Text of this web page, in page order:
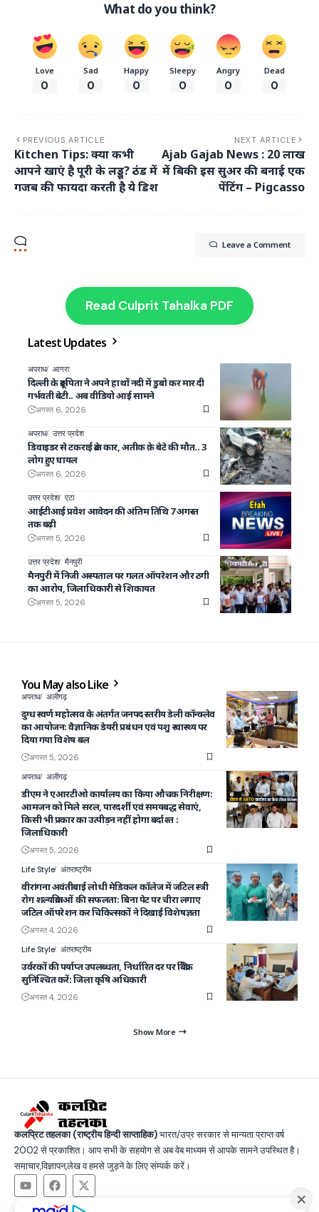
What do you think?
Love
0
Sad
0
Happy
0
Sleepy
0
Angry
0
Dead
0
PREVIOUS ARTICLE
Kitchen Tips: क्या कभी
आपने खाएं है पूरी के लड्डू? ठंड में
गजब की फायदा करती है ये डिश
NEXT ARTICLE
Ajab Gajab News : 20 लाख
में बिकी इस सुअर की बनाई एक
पेंटिंग – Pigcasso
Leave a Comment
Read Culprit Tahalka PDF
Latest Updates
अपराध आगरा
दिल्ली के क्रूर पिता ने अपने हाथों नदी में डुबो कर मार दी
गर्भवती बेटी.. अब वीडियो आई सामने
अगस्त 6, 2026
अपराध उत्तर प्रदेश
डिवाइडर से टकराई क्रेटा कार, अतीक क़े बेटे की मौत.. 3
लोग हुए घायल
अगस्त 6, 2026
उत्तर प्रदेश एटा
आईटीआई प्रवेश आवेदन की अंतिम तिथि 7 अगस्त
तक बढ़ी
अगस्त 5, 2026
उत्तर प्रदेश मैनपुरी
मैनपुरी में निजी अस्पताल पर गलत ऑपरेशन और ठगी
का आरोप, जिलाधिकारी से शिकायत
अगस्त 5, 2026
You May also Like
अपराध अलीगढ़
दुग्ध स्वर्ण महोत्सव के अंतर्गत जनपद स्तरीय डेली कॉन्क्लेव
का आयोजन: वैज्ञानिक डेयरी प्रबंधन एवं पशु स्वास्थ्य पर
दिया गया विशेष बल
अगस्त 5, 2026
अपराध अलीगढ़
डीएम ने एआरटीओ कार्यालय का किया औचक निरीक्षण:
आमजन को मिले सरल, पारदर्शी एवं समयबद्ध सेवाएं,
किसी भी प्रकार का उत्पीड़न नहीं होगा बर्दाश्त :
जिलाधिकारी
अगस्त 5, 2026
Life Style अंतराष्ट्रीय
वीरांगना अवंतीबाई लोधी मेडिकल कॉलेज में जटिल स्त्री
रोग शल्यक्रियाओं की सफलता: बिना पेट पर चीरा लगाए
जटिल ऑपरेशन कर चिकित्सकों ने दिखाई विशेषज्ञता
अगस्त 4, 2026
Life Style अंतराष्ट्रीय
उर्वरकों की पर्याप्त उपलब्धता, निर्धारित दर पर बिक्री
सुनिश्चित करें: जिला कृषि अधिकारी
अगस्त 4, 2026
Show More
कलप्रिट तहलका (राष्ट्रीय हिन्दी साप्ताहिक)भारत/उप्र सरकार से मान्यता प्राप्त वर्ष
2002 से प्रकाशित। आप सभी के सहयोग से अब वेब माध्यम से आपके सामने उपस्थित है।
समाचार,विज्ञापन,लेख व हमसे जुड़ने के लिए संम्पर्क करें।